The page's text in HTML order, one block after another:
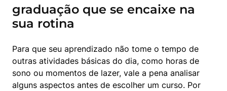
graduação que se encaixe na
sua rotina
Para que seu aprendizado não tome o tempo de
outras atividades básicas do dia, como horas de
sono ou momentos de lazer, vale a pena analisar
alguns aspectos antes de escolher um curso. Por